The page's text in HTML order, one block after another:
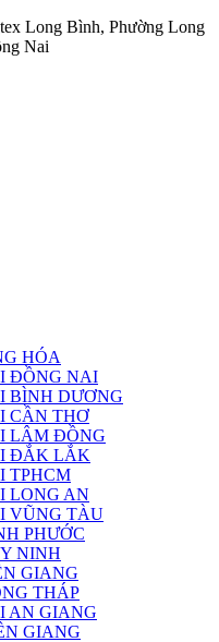
Long Bình, Phường Long
Nai
HÓA
ĐỒNG NAI
BÌNH DƯƠNG
CẦN THƠ
LÂM ĐỒNG
ĐẮK LẮK
TPHCM
LONG AN
VŨNG TÀU
PHƯỚC
NINH
GIANG
THÁP
AN GIANG
GIANG